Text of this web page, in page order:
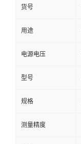
货号
用途
电源电压
型号
规格
测量精度